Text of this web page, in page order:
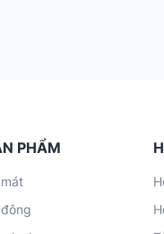
PHẨM